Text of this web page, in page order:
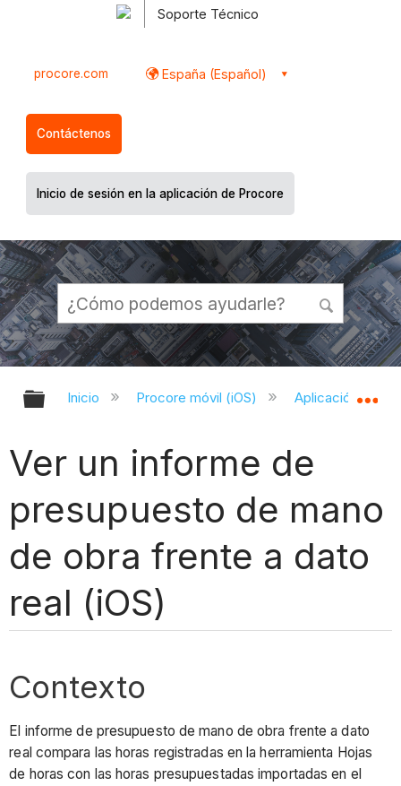
Soporte Técnico
procore.com España (Español)
Contáctenos
Inicio de sesión en la aplicación de Procore
Expandir/contraer jerarquía global
Inicio Procore móvil (iOS) Aplicación
Ver un informe de
presupuesto de mano
de obra frente a dato
real (iOS)
Contexto
El informe de presupuesto de mano de obra frente a dato
real compara las horas registradas en la herramienta Hojas
de horas con las horas presupuestadas importadas en el